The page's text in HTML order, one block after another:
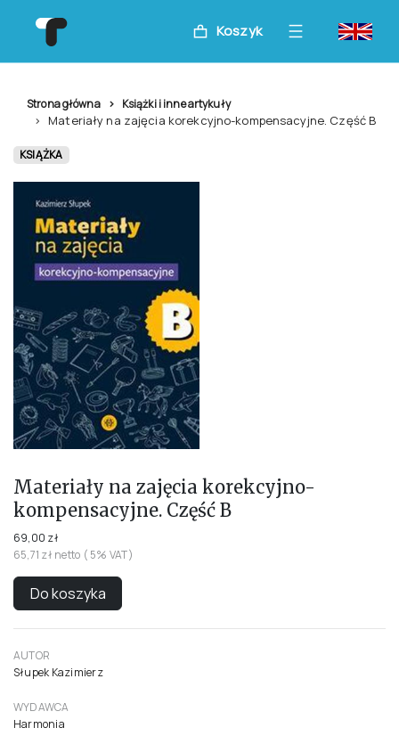
Koszyk
Strona główna Książki i inne artykuły
Materiały na zajęcia korekcyjno-kompensacyjne. Część B
KSIĄŻKA
Materiały na zajęcia korekcyjno-
kompensacyjne. Część B
69,00 zł
65,71 zł netto ( 5% VAT)
Do koszyka
AUTOR
Słupek Kazimierz
WYDAWCA
Harmonia